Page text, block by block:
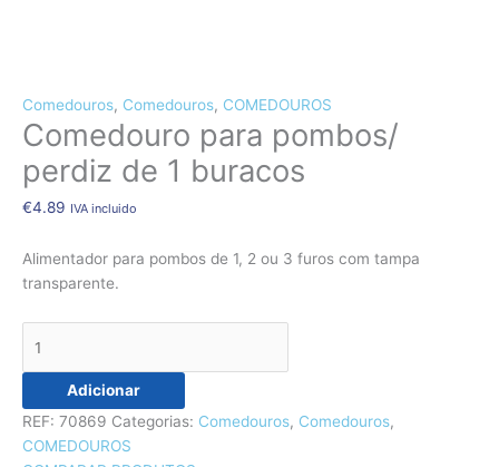
Comedouros, Comedouros, COMEDOUROS
Comedouro para pombos/
perdiz de 1 buracos
€4.89 IVA incluido
Alimentador para pombos de 1, 2 ou 3 furos com tampa
transparente.
de
Comedouro
para
pombos/
perdiz
1
Adicionar
REF: 70869 Categorias: Comedouros, Comedouros,
COMEDOUROS